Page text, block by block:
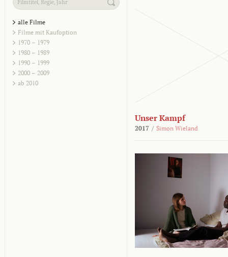
alle Filme
Filme mit Kaufoption
1970 – 1979
1980 – 1989
1990 – 1999
2000 – 2009
ab 2010
Unser Kampf
2017 / Simon Wieland